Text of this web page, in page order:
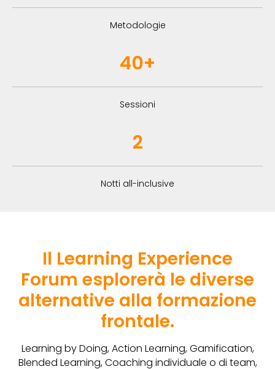
Metodologie
40+
Sessioni
2
Notti all-inclusive
Il Learning Experience
Forum esplorerà le diverse
alternative alla formazione
frontale.
Learning by Doing, Action Learning, Gamification,
Blended Learning, Coaching individuale o di team,